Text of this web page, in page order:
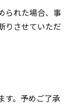
られた場合、事
りさせていただ
す。予めご了承